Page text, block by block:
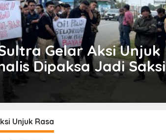
Gelar Aksi Unjuk
Dipaksa Jadi Saksi
Unjuk Rasa